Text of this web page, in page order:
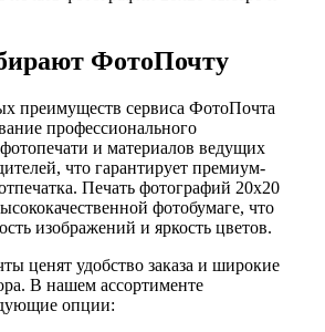
ФотоПочту
преимуществ сервиса ФотоПочта
профессионального
и материалов ведущих
что гарантирует премиум-
Печать фотографий 20х20
фотобумаге, что
изображений и яркость цветов.
ценят удобство заказа и широкие
В нашем ассортименте
опции: